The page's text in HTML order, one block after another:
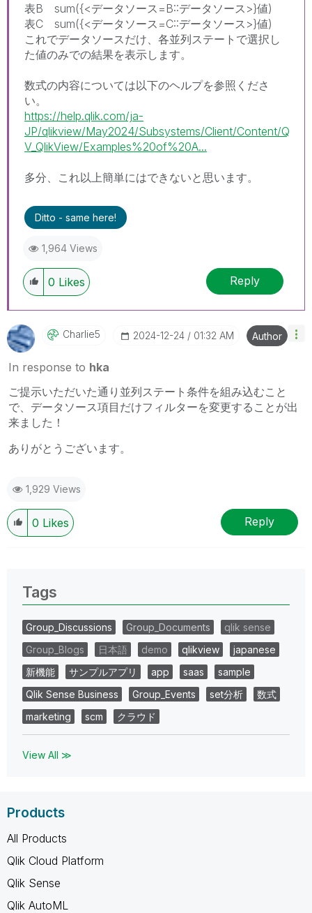
表B sum({<データソース=B::データソース>}値)
表C sum({<データソース=C::データソース>}値)
これでデータソースだけ、各並列ステートで選択し
た値のみでの結果を表示します。
数式の内容については以下のヘルプを参照くださ
い。
https://help.qlik.com/ja-
JP/qlikview/May2024/Subsystems/Client/Content/Q
V_QlikView/Examples%20of%20A...
多分、これ以上簡単にはできないと思います。
Ditto - same here!
1,964 Views
0 Likes Reply
Charlie5 ‎2024-12-24 01:32 AM Author
In response to hka
ご提示いただいた通り並列ステート条件を組み込むこと
で、データソース項目だけフィルターを変更することが出
来ました！
ありがとうございます。
1,929 Views
0 Likes Reply
Tags
Group_Discussions Group_Documents
qlik sense
Group_Blogs
日本語 demo qlikview
japanese
新機能
サンプルアプリ app saas
sample
Qlik Sense Business
Group_Events set分析
数式
marketing
scm クラウド
View All ≫
Products
All Products
Qlik Cloud Platform
Qlik Sense
Qlik AutoML